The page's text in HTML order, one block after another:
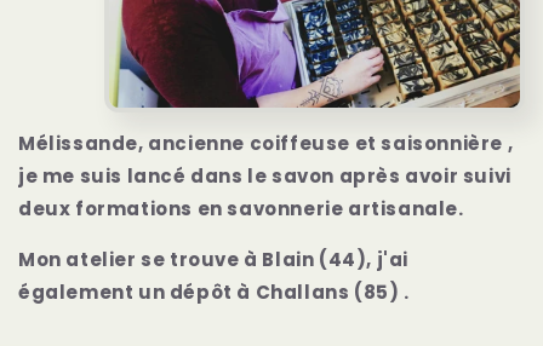
Mélissande, ancienne coiffeuse et saisonnière ,
je me suis lancé dans le savon après avoir suivi
deux formations en savonnerie artisanale.
Mon atelier se trouve à Blain (44), j'ai
également un dépôt à Challans (85) .